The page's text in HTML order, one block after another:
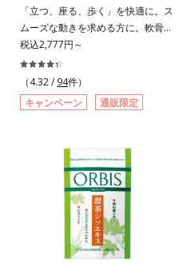
「立つ、座る、歩く」を快適に。ス
ムーズな動きを求める方に。軟骨の
構成成分のもととなるグルコサミン
は体内でも作られますが、加齢とと
もに分解が進行してしまいます。そ
こで、オルビスは軟骨成分にこだわ
りました。6粒中にグルコサミンを
るサメの軟骨成分のコンドロイチン
硫酸を120mg配合。ふしぶしに大
切なⅡ型コラーゲンをプラスし、ス
ムーズな動きをサポートします。そ
れらに加え、ハス胚芽エキス、生姜
エキスも配合。女性想いのサポート
植物素材で、毎日の快適をサポート
します。飲みやすさにもこだわりま
税込2,777円～
（4.32 / 94件）
キャンペーン
通販限定